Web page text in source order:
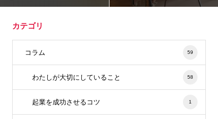
カテゴリ
コラム 59
わたしが大切にしていること 58
起業を成功させるコツ 1